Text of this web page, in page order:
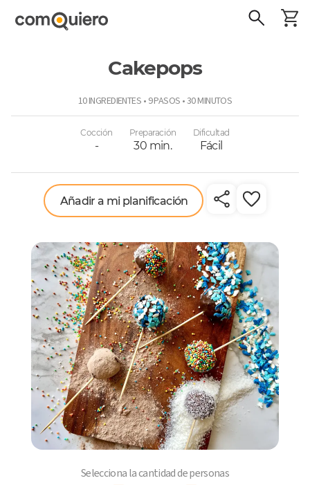
Cakepops
10 INGREDIENTES • 9 PASOS • 30 MINUTOS
Cocción
-
Preparación
30 min.
Dificultad
Fácil
Añadir a mi planificación
Selecciona la cantidad de personas